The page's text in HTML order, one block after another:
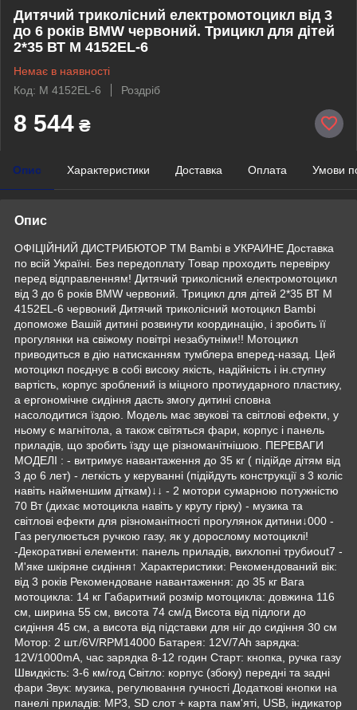
Дитячий триколісний електромотоцикл від 3
до 6 років BMW червоний. Трицикл для дітей
2*35 ВТ M 4152EL-6
Немає в наявності
Код: M 4152EL-6
Роздріб
8 544 ₴
Опис Характеристики Доставка Оплата Умови
Опис
ОФІЦІЙНИЙ ДИСТРИБЮТОР ТМ Bambi в УКРАИНЕ Доставка
по всій Україні. Без передоплату Товар проходить перевірку
перед відправленням! Дитячий триколісний електромотоцикл
від 3 до 6 років BMW червоний. Трицикл для дітей 2*35 ВТ M
4152EL-6 червоний Дитячий триколісний мотоцикл Bambi
допоможе Вашій дитині розвинути координацію, і зробить її
прогулянки на свіжому повітрі незабутніми!! Мотоцикл
приводиться в дію натисканням тумблера вперед-назад. Цей
мотоцикл поєднує в собі високу якість, надійність і ін.ступну
вартість, корпус зроблений із міцного протиударного пластику,
а ергономічне сидіння дасть змогу дитині сповна
насолодитися їздою. Модель має звукові та світлові ефекти, у
ньому є магнітола, а також світяться фари, корпус і панель
приладів, що зробить їзду ще різноманітнішою. ПЕРЕВАГИ
МОДЕЛІ : - витримує навантаження до 35 кг ( підійде дітям від
3 до 6 лет) - легкість у керуванні (підійдуть конструкції з 3 коліс
навіть найменшим діткам)↓↓ - 2 мотори сумарною потужністю
70 Вт (дихає мотоцикла навіть у круту гірку) - музика та
світлові ефекти для різноманітності прогулянок дитини↓000 -
Газ регулюється ручкою газу, як у дорослому мотоциклі!
-Декоративні елементи: панель приладів, вихлопні трубиout7 -
М'яке шкіряне сидіння↑ Характеристики: Рекомендований вік:
від 3 років Рекомендоване навантаження: до 35 кг Вага
мотоцикла: 14 кг Габаритний розмір мотоцикла: довжина 116
см, ширина 55 см, висота 74 см/д Висота від підлоги до
сидіння 45 см, а висота від підставки для ніг до сидіння 30 см
Мотор: 2 шт./6V/RPM14000 Батарея: 12V/7Ah зарядка:
12V/1000mA, час зарядка 8-12 годин Старт: кнопка, ручка газу
Швидкість: 3-6 км/год Світло: корпус (збоку) передні та задні
фари Звук: музика, регулювання гучності Додаткові кнопки на
панелі приладів: MP3, SD слот + карта пам'яті, USB, індикатор